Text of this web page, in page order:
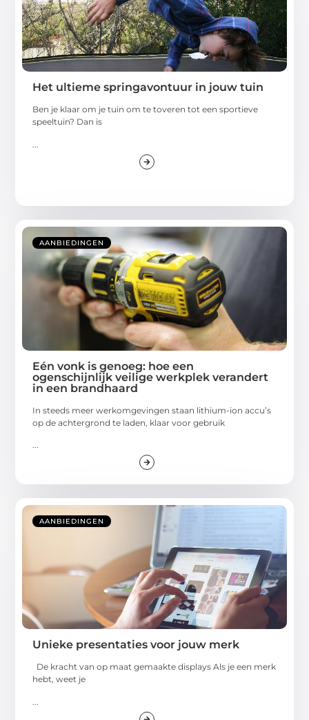
Het ultieme springavontuur in jouw tuin
Ben je klaar om je tuin om te toveren tot een sportieve
speeltuin? Dan is
AANBIEDINGEN
Eén vonk is genoeg: hoe een
ogenschijnlijk veilige werkplek verandert
in een brandhaard
In steeds meer werkomgevingen staan lithium-ion accu’s
op de achtergrond te laden, klaar voor gebruik
...
AANBIEDINGEN
Unieke presentaties voor jouw merk
De kracht van op maat gemaakte displays Als je een merk
hebt, weet je